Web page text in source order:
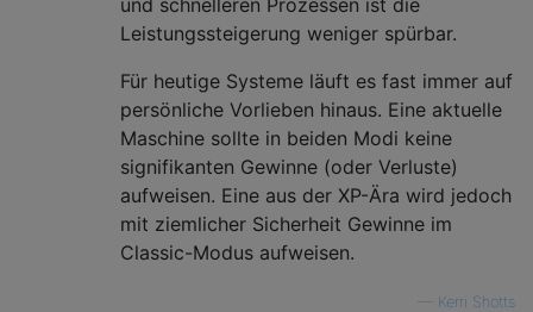
Leistungssteigerung weniger spürbar.
Für heutige Systeme läuft es fast immer auf
persönliche Vorlieben hinaus. Eine aktuelle
Maschine sollte in beiden Modi keine
signifikanten Gewinne (oder Verluste)
aufweisen. Eine aus der XP-Ära wird jedoch
mit ziemlicher Sicherheit Gewinne im
Classic-Modus aufweisen.
Kerri Shotts